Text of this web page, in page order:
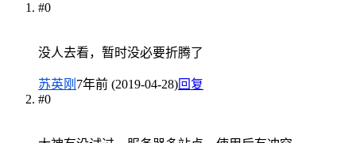
#0
没人去看，暂时没必要折腾了
苏英刚 7年前 (2019-04-28)回复
#0